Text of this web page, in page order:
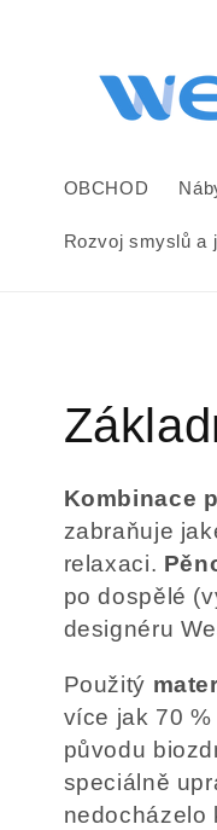
OBCHOD
Rozvoj smyslů a
K
o
l
e
k
c
e
Kombinace
zabraňuje
relaxaci.
po dospělé
designéru
Použitý
více jak 70
původu
speciálně
nedocházelo